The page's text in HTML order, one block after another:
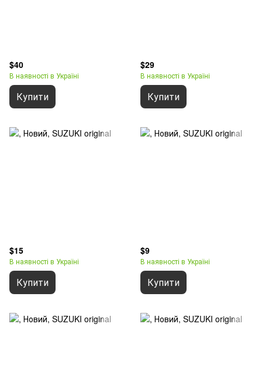
$40
В наявності в Україні
Купити
$29
В наявності в Україні
Купити
$15
В наявності в Україні
Купити
$9
В наявності в Україні
Купити